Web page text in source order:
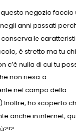
negozio faccio
anni passati
le
è stretto ma tu
c’è nulla di cui tu
non riesci a
nel campo della
ho scoperto
anche in internet,